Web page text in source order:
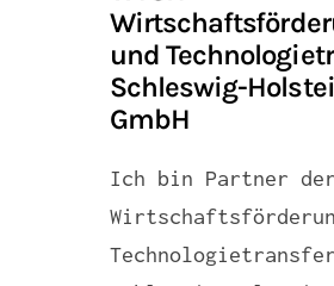
und
Schleswig-
GmbH
Ich bin Partner der
Technologietransfer